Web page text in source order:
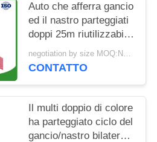
Auto che afferra gancio
ed il nastro parteggiati
doppi 25m riutilizzabili
del ciclo
negotiation by size MOQ:Negoziabile
CONTATTO
Il multi doppio di colore
ha parteggiato ciclo del
gancio/nastro bilaterale